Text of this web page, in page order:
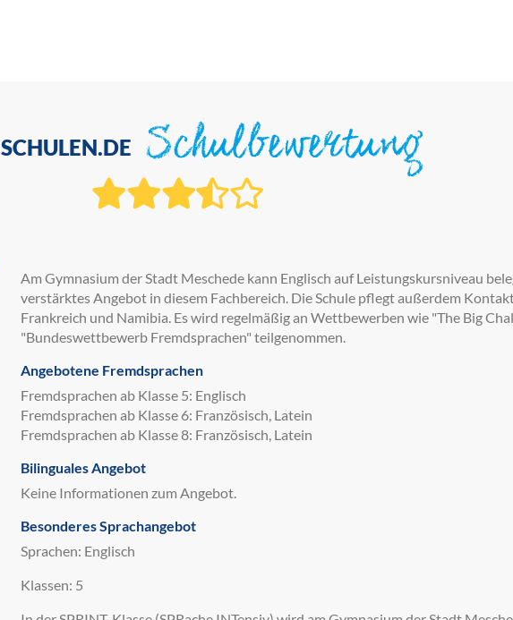
SCHULEN.DE Schulbewertung
Am Gymnasium der Stadt Meschede kann Englisch auf Leistungskursniveau
verstärktes Angebot in diesem Fachbereich. Die Schule pflegt außerdem
Frankreich und Namibia. Es wird regelmäßig an Wettbewerben wie "The Big
"Bundeswettbewerb Fremdsprachen" teilgenommen.
Angebotene Fremdsprachen
Fremdsprachen ab Klasse 5: Englisch
Fremdsprachen ab Klasse 6: Französisch, Latein
Fremdsprachen ab Klasse 8: Französisch, Latein
Bilinguales Angebot
Keine Informationen zum Angebot.
Besonderes Sprachangebot
Sprachen: Englisch
Klassen: 5